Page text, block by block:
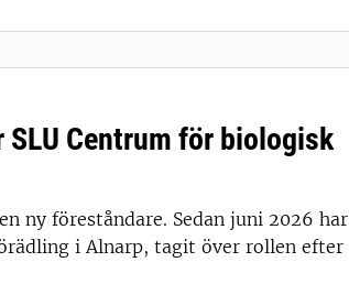
Centrum för biologisk
ny föreståndare. Sedan juni 2026 har
i Alnarp, tagit över rollen efter